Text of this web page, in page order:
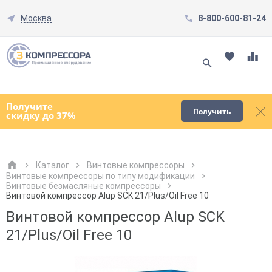
Москва 8-800-600-81-24
Получите
скидку до 37% Получить
Смотреть все товары
Каталог
Винтовые компрессоры
Винтовые компрессоры по типу модификации
Винтовые безмасляные компрессоры
Винтовой компрессор Alup SCK 21/Plus/Oil Free 10
Винтовой компрессор Alup SCK
21/Plus/Oil Free 10
Как к Вам обращаться?
Телефон
Как к Вам обращаться?
Телефон
Город доставки
Как к Вам обращаться?
Как к Вам обращаться?
Телефон